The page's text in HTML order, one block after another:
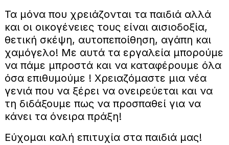
Τα μόνα που χρειάζονται τα παιδιά αλλά
και οι οικογένειες τους είναι αισιοδοξία,
θετική σκέψη, αυτοπεποίθηση, αγάπη και
χαμόγελο! Με αυτά τα εργαλεία μπορούμε
να πάμε μπροστά και να καταφέρουμε όλα
όσα επιθυμούμε ! Χρειαζόμαστε μια νέα
γενιά που να ξέρει να ονειρεύεται και να
τη διδάξουμε πως να προσπαθεί για να
κάνει τα όνειρα πράξη!
Εύχομαι καλή επιτυχία στα παιδιά μας!